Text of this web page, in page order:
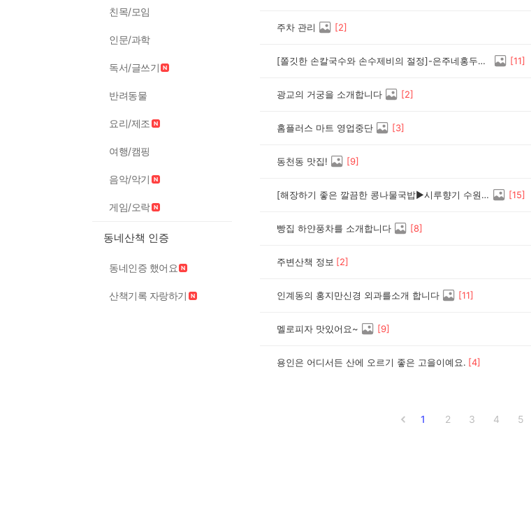
친목/모임
인문/과학
독서/글쓰기
반려동물
요리/제조
여행/캠핑
음악/악기
게임/오락
동네산책 인증
동네인증 했어요
산책기록 자랑하기
주차 관리 [2]
[쫄깃한 손칼국수와 손수제비의 절정]-은주네홍두깨칼국수 [11]
광교의 거궁을 소개합니다 [2]
홈플러스 마트 영업중단 [3]
동천동 맛집! [9]
[해장하기 좋은 깔끔한 콩나물국밥▶시루향기 수원탑동점] [15]
빵집 하얀풍차를 소개합니다 [8]
주변산책 정보 [2]
인계동의 홍지만신경 외과를소개 합니다 [11]
멜로피자 맛있어요~ [9]
용인은 어디서든 산에 오르기 좋은 고을이예요. [4]
1 2 3 4 5